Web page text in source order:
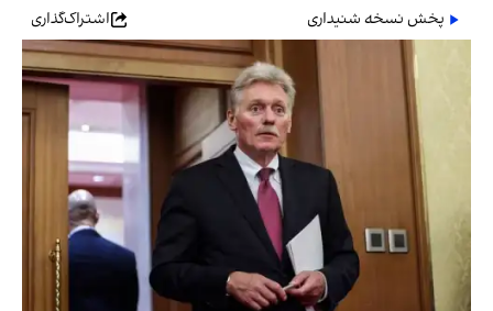
پخش نسخه شنیداری
اشتراک‌گذاری